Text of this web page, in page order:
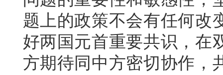
题上的政策不会有任何改
好两国元首重要共识，在
方期待同中方密切协作，